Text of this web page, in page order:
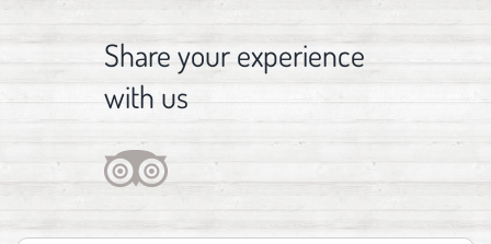
Share your experience
with us